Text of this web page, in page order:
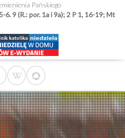
Pańskiego
6. 9 (R.: por. 1a i 9a); 2 P 1, 16-19; Mt